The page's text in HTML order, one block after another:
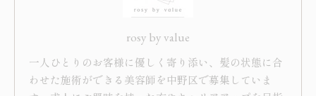
rosy by value
一人ひとりのお客様に優しく寄り添い、髪の状態に合
わせた施術ができる美容師を中野区で募集していま